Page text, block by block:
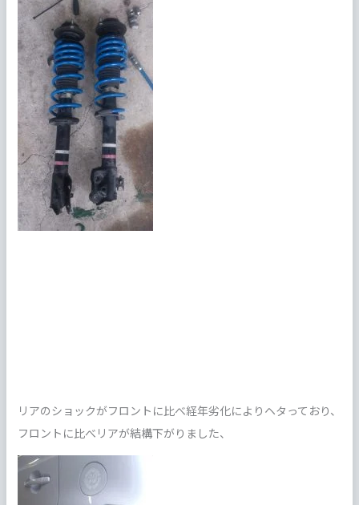
リアのショックがフロントに比べ経年劣化によりヘタっており、
フロントに比べリアが結構下がりました、